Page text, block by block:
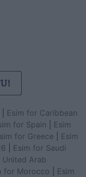
Esim for Caribbean
for Spain
Esim
for Greece
Esim
Esim for Saudi
United Arab
for Morocco
Esim